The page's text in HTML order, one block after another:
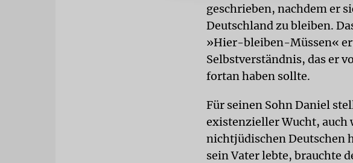
geschrieben, nachdem er
Deutschland zu bleiben.
»Hier-bleiben-Müssen«
Selbstverständnis, das er
fortan haben sollte.
Für seinen Sohn Daniel
existenzieller Wucht, auch
nichtjüdischen Deutschen
sein Vater lebte, brauchte